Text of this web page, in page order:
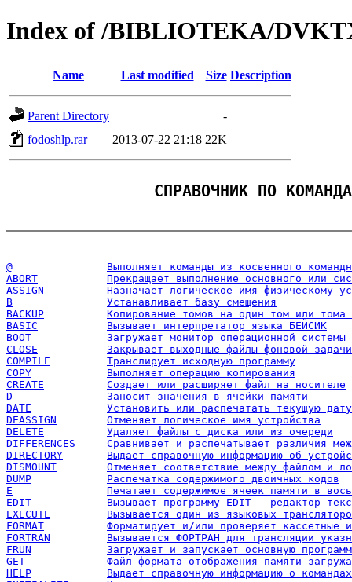
Index of /BIBLIOTEKA/
Name Last modified Size Description
Parent Directory
-
fodoshlp.rar
2013-07-22 21:18 22K
СПРАВОЧНИК ПО
@		Выполняет команды из косвенного
ABORT		Прекращает выполнение основного или
ASSIGN		Назначает логическое имя физическому
B		Устанавливает базу смещения
BACKUP		Копирование томов на один том или
BASIC		Вызывает интерпретатор языка БЕЙСИК
BOOT		Загружает монитор операционной системы
CLOSE		Закрывает выходные файлы фоновой задачи
COMPILE		Транслирует исходную программу
COPY		Выполняет операцию копирования
CREATE		Создает или расширяет файл на носителе
D		Заносит значения в ячейки памяти
DATE		Установить или распечатать текущую дату
DEASSIGN	Отменяет логическое имя устройства
DELETE		Удаляет файлы с диска или из очереди
DIFFERENCES	Сравнивает и распечатывает различия
DIRECTORY	Выдает справочную информацию об
DISMOUNT	Отменяет соответствие между файлом
DUMP		Распечатка содержимого двоичных кодов
E		Печатает содержимое ячеек памяти в
EDIT		Вызывает программу EDIT - редактор
EXECUTE		Вызывается один из языковых
FORMAT		Форматирует и/или проверяет
FORTRAN		Вызывается ФОРТРАН для трансляции
FRUN		Загружает и запускает основную
GET		Файл формата отображения памяти
HELP		Выдает справочную информацию о командах